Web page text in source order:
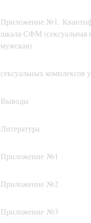
Приложение №1.
шкала СФМ (сексуальная
мужская)
сексуальных комплексов
Выводы
Литература
Приложение №1
Приложение №2
Приложение №3